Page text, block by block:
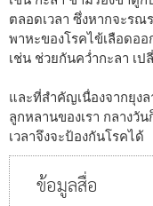
ตลอดเวลา ซึ่งหากจะรณ
พาหะของโรคไข้เลือดอ
เช่น ช่วยกันคว่ำกะลา เ
และที่สำคัญเนื่องจากยุงล
ลูกหลานของเรา กลางวั
เวลาจึงจะป้องกันโรคได้
ข้อมูลสื่อ